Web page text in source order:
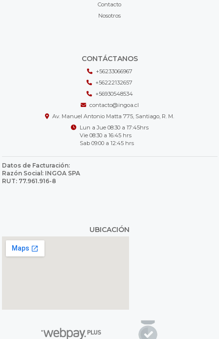
Contacto
Nosotros
CONTÁCTANOS
+56233066967
+56222132657
+56930548534
contacto@ingoa.cl
Av. Manuel Antonio Matta 775, Santiago, R. M.
Lun a Jue 08:30 a 17:45hrs
Vie 08:30 a 16:45 hrs
Sab 09:00 a 12:45 hrs
Datos de Facturación:
Razón Social: INGOA SPA
RUT: 77.961.916-8
UBICACIÓN